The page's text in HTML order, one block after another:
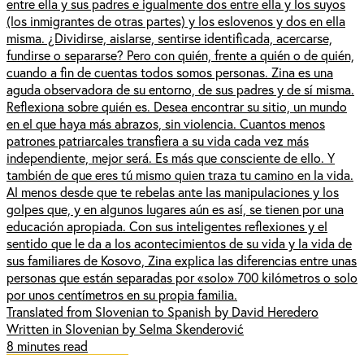
(los inmigrantes de otras partes) y los eslovenos y dos en ella
misma. ¿Dividirse, aislarse, sentirse identificada, acercarse,
fundirse o separarse? Pero con quién, frente a quién o de quién,
cuando a fin de cuentas todos somos personas. Zina es una
aguda observadora de su entorno, de sus padres y de sí misma.
Reflexiona sobre quién es. Desea encontrar su sitio, un mundo
en el que haya más abrazos, sin violencia. Cuantos menos
patrones patriarcales transfiera a su vida cada vez más
independiente, mejor será. Es más que consciente de ello. Y
también de que eres tú mismo quien traza tu camino en la vida.
Al menos desde que te rebelas ante las manipulaciones y los
golpes que, y en algunos lugares aún es así, se tienen por una
educación apropiada. Con sus inteligentes reflexiones y el
sentido que le da a los acontecimientos de su vida y la vida de
sus familiares de Kosovo, Zina explica las diferencias entre unas
personas que están separadas por «solo» 700 kilómetros o solo
por unos centímetros en su propia familia.
Translated from Slovenian to Spanish by David Heredero
Written in Slovenian by Selma Skenderović
8 minutes read